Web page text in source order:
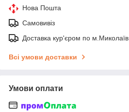
Нова Пошта
Самовивіз
Доставка кур'єром по м.Миколаїв
Всі умови доставки
Умови оплати